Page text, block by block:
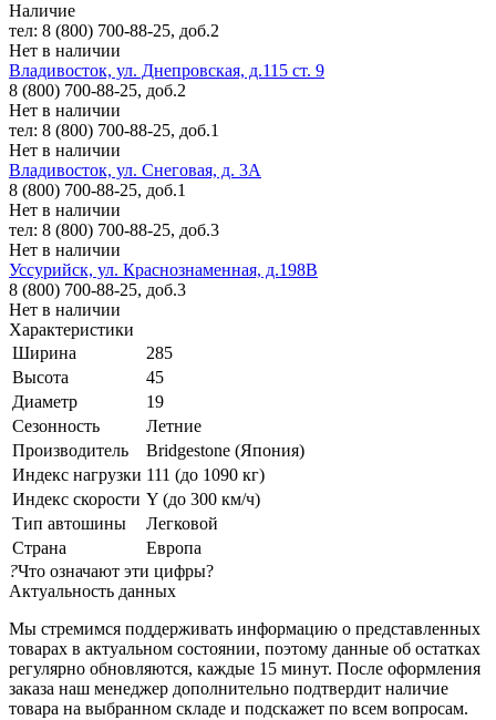
Наличие
тел: 8 (800) 700-88-25, доб.2
Нет в наличии
Владивосток, ул. Днепровская, д.115 ст. 9
8 (800) 700-88-25, доб.2
Нет в наличии
тел: 8 (800) 700-88-25, доб.1
Нет в наличии
Владивосток, ул. Снеговая, д. 3А
8 (800) 700-88-25, доб.1
Нет в наличии
тел: 8 (800) 700-88-25, доб.3
Нет в наличии
Уссурийск, ул. Краснознаменная, д.198В
8 (800) 700-88-25, доб.3
Нет в наличии
Характеристики
Ширина
285
Высота
45
Диаметр
19
Сезонность
Летние
Производитель
Bridgestone (Япония)
Индекс нагрузки 111 (до 1090 кг)
Индекс скорости Y (до 300 км/ч)
Тип автошины
Легковой
Страна
Европа
?Что означают эти цифры?
Актуальность данных
Мы стремимся поддерживать информацию о представленных
товарах в актуальном состоянии, поэтому данные об остатках
регулярно обновляются, каждые 15 минут. После оформления
заказа наш менеджер дополнительно подтвердит наличие
товара на выбранном складе и подскажет по всем вопросам.